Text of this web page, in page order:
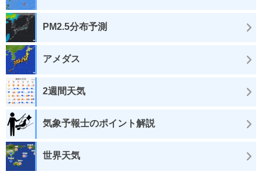
PM2.5分布予測
アメダス
2週間天気
気象予報士のポイント解説
世界天気